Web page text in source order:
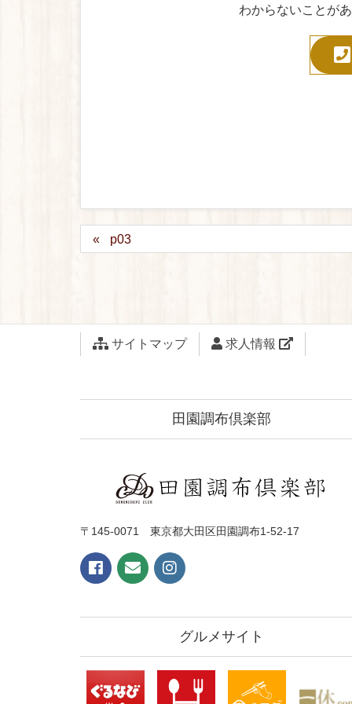
わからないことが
p03
サイトマップ 求人情報
田園調布倶楽部
〒145-0071 東京都大田区田園調布1-52-17
グルメサイト